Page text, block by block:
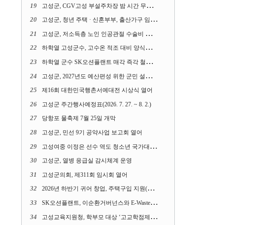
19 고성군, CGV고성 부설주차장 밤 시간 무료 개방한다
20 고성군, 청년 주택 · 신혼부부, 출산가구 임차보증금 대출이자 지원사업 시행
21 고성군, 저소득층 노인 인공관절 수술비 지원사업 계속 추진
22 하학열 고성군수, 고수온 적조 대비 양식장 현장점검
23 하학열 군수 SK오션플랜트 매각 즉각 철회 촉구 기자회견 열어
24 고성군, 2027년도 예산편성 위한 군민 설문조사 실시
25 제16회 대한민국행촌서예대전 시상식 열어
26 고성군 주간행사예정표(2026. 7. 27. ~ 8. 2.)
27 당항포 물축제 7월 25일 개막
28 고성군, 민선 9기 공약사업 보고회 열어
29 고성여중 이정은 선수 역도 청소년 국가대표에 뽑혀
30 고성군, 열병 응급실 감시체계 운영
31 고성군의회, 제311회 임시회 열어
32 2026년 하반기 귀어 창업, 주택구입 지원(융자) 사업대상자 모집
33 SK오션플랜트, 이순환거버넌스와 E-Waste Zero 업무협약
34 고성교육지원청, 학부모 대상 ‘고교학점제와 대입제도 설명회’ 열어